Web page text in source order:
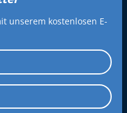
unserem kostenlosen E-